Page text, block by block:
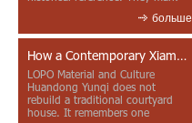
больше
How a Contemporary Xiamen Project Reframes Minnan Red Brick
LOPO Material and Culture
Huandong Yunqi does not
rebuild a traditional courtyard
house. It remembers one